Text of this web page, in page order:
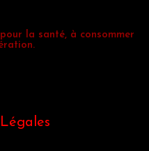
la santé, à consommer